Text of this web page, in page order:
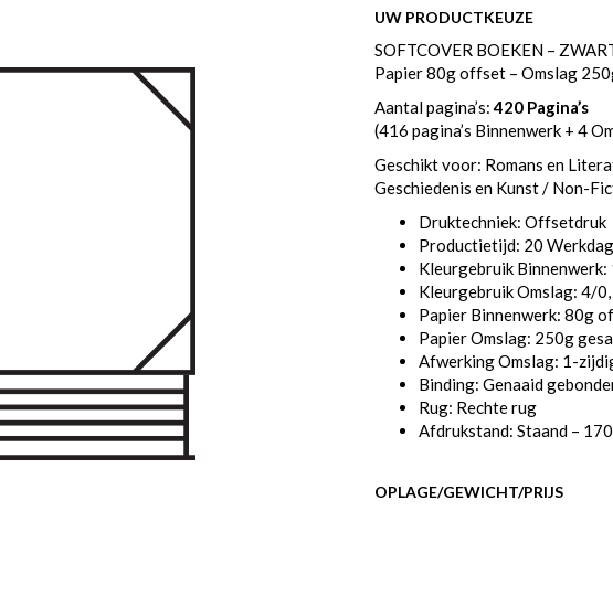
UW PRODUCTKEUZE
SOFTCOVER BOEKEN –
Papier 80g offset – Omslag
Aantal pagina’s:420 Pagina’s
(416 pagina’s Binnenwerk + 4
Geschikt voor: Romans en
Geschiedenis en Kunst / Non-
Druktechniek: Offsetdruk
Productietijd: 20
Kleurgebruik
Kleurgebruik Omslag: 4/
Papier Binnenwerk: 80g
Papier Omslag: 250g
Afwerking Omslag: 1-
Binding: Genaaid
Rug: Rechte rug
Afdrukstand: Staand –
OPLAGE/GEWICHT/PRIJS